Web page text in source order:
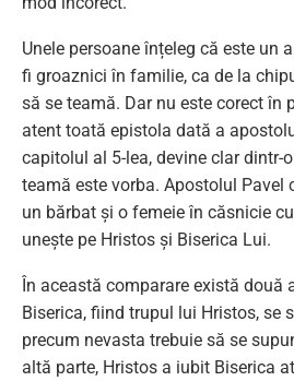
Unele persoane înțeleg că este un
fi groaznici în familie, ca de la
să se teamă. Dar nu este corect în
atent toată epistola dată a
capitolul al 5-lea, devine clar dintr-
teamă este vorba. Apostolul Pavel
un bărbat și o femeie în căsnicie
unește pe Hristos și Biserica Lui.
În această comparare există două
Biserica, fiind trupul lui Hristos, se
precum nevasta trebuie să se
altă parte, Hristos a iubit Biserica